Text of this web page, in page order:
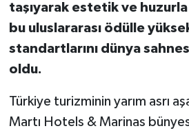
taşıyarak estetik ve
bu uluslararası ödülle
standartlarını dünya
oldu.
Türkiye turizminin yarım asrı
Martı Hotels & Marinas